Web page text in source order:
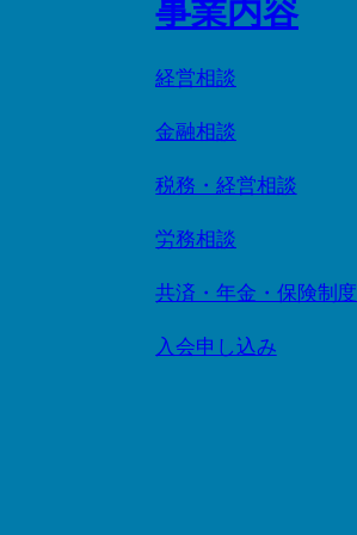
事業内容
経営相談
金融相談
税務・経営相談
労務相談
共済・年金・保険制度
入会申し込み